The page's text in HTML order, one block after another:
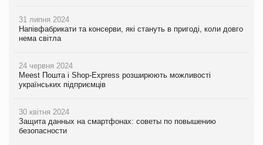
31 липня 2024
Напівфабрикати та консерви, які стануть в пригоді, коли довго
нема світла
24 червня 2024
Meest Пошта і Shop-Express розширюють можливості
українських підприємців
30 квітня 2024
Защита данных на смартфонах: советы по повышению
безопасности